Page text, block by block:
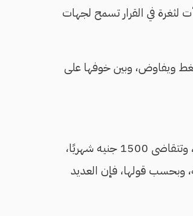
لثغرة في القرار تسمح لجهات
ويفاوض، وبين خوفها على
تعمل سمر في مجال خدمة العملاء، الوظيفة الأكثر شيوعًا بين أوساط حديثي التخرج، وتتقاضى 1500 جنيه شهريًا،
وبحسب قولها، فإن العديد